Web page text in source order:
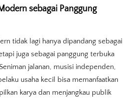
sebagai Panggung
tidak lagi hanya dipandang sebagai
juga sebagai panggung terbuka
jalanan, musisi independen,
usaha kecil bisa memanfaatkan
karya dan menjangkau publik